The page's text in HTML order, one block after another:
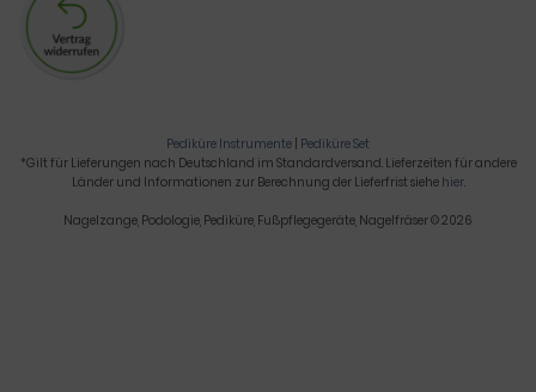
Pediküre Instrumente | Pediküre Set
*Gilt für Lieferungen nach Deutschland im Standardversand. Lieferzeiten für andere
Länder und Informationen zur Berechnung der Lieferfrist siehe hier.
Nagelzange, Podologie, Pediküre, Fußpflegegeräte, Nagelfräser © 2026